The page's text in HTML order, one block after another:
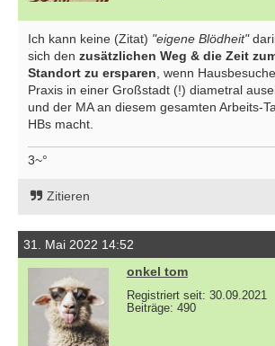
Ich kann keine (Zitat) "eigene Blödheit"
sich den zusätzlichen Weg & die Zeit
Standort zu ersparen , wenn
Praxis in einer Großstadt (!) diametral
und der MA an diesem gesamten Arbeits-
HBs macht.
3~°
Zitieren
31. Mai 2022 14:52
onkel tom
Registriert seit: 30.09.2021
Beiträge: 490